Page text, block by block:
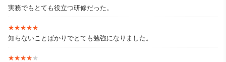
実務でもとても役立つ研修だった。
★★★★★
★★★★★
知らないことばかりでとても勉強になりました。
★★★★★
★★★★★